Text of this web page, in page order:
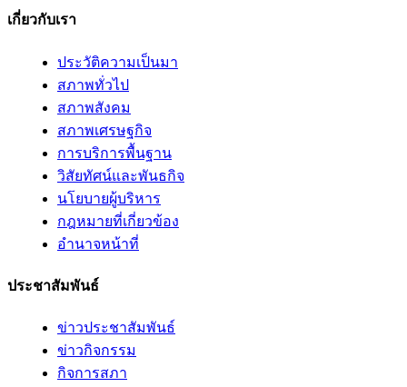
เกี่ยวกับเรา
ประวัติความเป็นมา
สภาพทั่วไป
สภาพสังคม
สภาพเศรษฐกิจ
การบริการพื้นฐาน
วิสัยทัศน์และพันธกิจ
นโยบายผู้บริหาร
กฎหมายที่เกี่ยวข้อง
อํานาจหน้าที่
ประชาสัมพันธ์
ข่าวประชาสัมพันธ์
ข่าวกิจกรรม
กิจการสภา